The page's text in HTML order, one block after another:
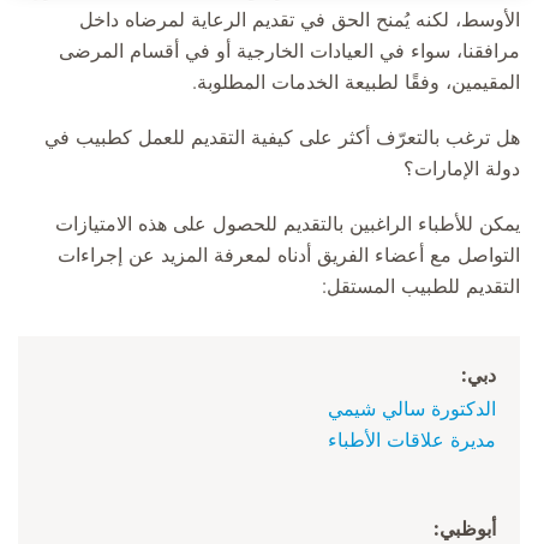
الأوسط، لكنه يُمنح الحق في تقديم الرعاية لمرضاه داخل
مرافقنا، سواء في العيادات الخارجية أو في أقسام المرضى
المقيمين، وفقًا لطبيعة الخدمات المطلوبة.
هل ترغب بالتعرّف أكثر على كيفية التقديم للعمل كطبيب في
دولة الإمارات؟
يمكن للأطباء الراغبين بالتقديم للحصول على هذه الامتيازات
التواصل مع أعضاء الفريق أدناه لمعرفة المزيد عن إجراءات
التقديم للطبيب المستقل:
دبي:
الدكتورة سالي شيمي
مديرة علاقات الأطباء
أبوظبي: